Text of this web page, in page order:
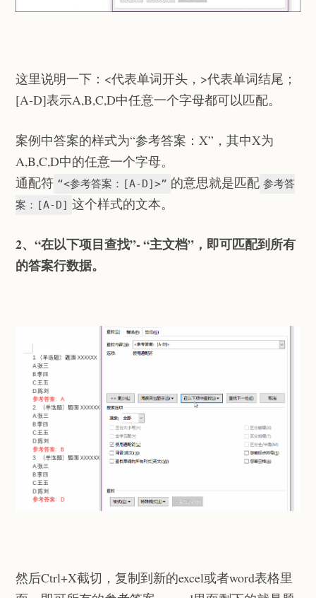
这里说明一下：<代表单词开头，>代表单词结尾；
[A-D]表示A,B,C,D中任意一个字母都可以匹配。
案例中答案的样式为“参考答案：X”，其中X为
A,B,C,D中的任意一个字母。
通配符 “<参考答案：[A-D]>” 的意思就是匹配 参考答
案：[A-D] 这个样式的文本。
2、“在以下项目查找”- “主文档”，即可匹配到所有
的答案行数据。
然后Ctrl+X截切，复制到新的excel或者word表格里